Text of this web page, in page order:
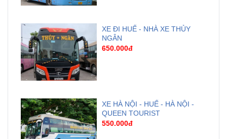
XE ĐI HUẾ - NHÀ XE THỦY
NGÂN
650.000đ
XE HÀ NỘI - HUẾ - HÀ NỘI -
QUEEN TOURIST
550.000đ